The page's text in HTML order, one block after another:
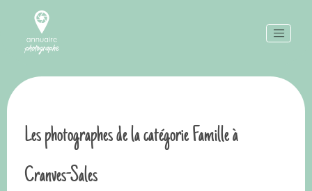
Les photographes de la catégorie Famille à
Cranves-Sales